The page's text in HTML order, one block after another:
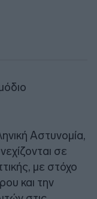
Αστυνομία,
σε
με στόχο
και την